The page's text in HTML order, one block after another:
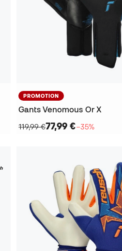
PROMOTION
Gants Venomous Or X
119,99 €77,99 €−35%